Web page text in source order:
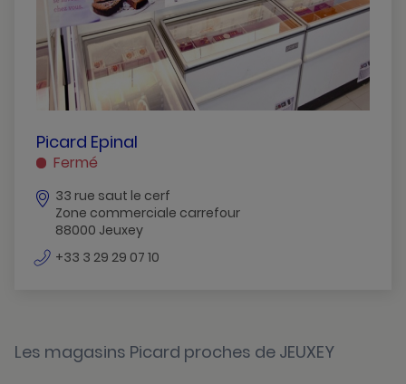
PICARD
EPINAL
Picard Epinal
Fermé
33 rue saut le cerf
Zone commerciale carrefour
88000 Jeuxey
+33 3 29 29 07 10
Les magasins Picard proches de JEUXEY